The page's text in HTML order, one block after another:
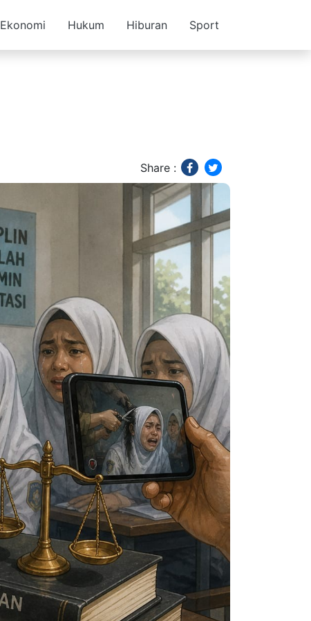
Ekonomi Hukum Hiburan Sport
Share :